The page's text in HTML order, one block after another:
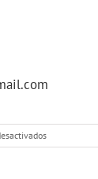
en
Las